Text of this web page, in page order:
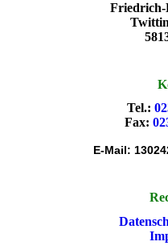
Friedrich-
Tel.:
Fax:
E-Mail: